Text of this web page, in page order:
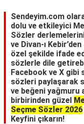
BLOG
Sendeyim.com
dolu ve etkileyici
Sözler
ve Divan-ı
özel şekilde ifade
sözlerle dile
Facebook ve X gibi
sözleri paylaşarak
ve beğeni yağmuru
birbirinden güzel
Seçme Sözler 2026
Keyfini çıkarın!